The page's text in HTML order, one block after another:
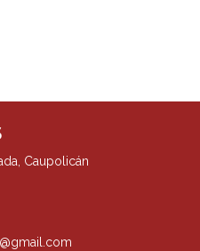
Caupolicán